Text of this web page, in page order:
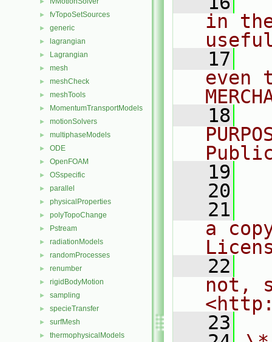
► fvTopoSetSources
► generic
► lagrangian
► Lagrangian
► mesh
► meshCheck
► meshTools
► MomentumTransportModels
► motionSolvers
► multiphaseModels
► ODE
► OpenFOAM
► OSspecific
► parallel
► physicalProperties
► polyTopoChange
► Pstream
► radiationModels
► randomProcesses
► renumber
► rigidBodyMotion
► sampling
► specieTransfer
► surfMesh
► thermophysicalModels
in
   17
even
   18
   19
   20
   21
a
   22
not,
   23